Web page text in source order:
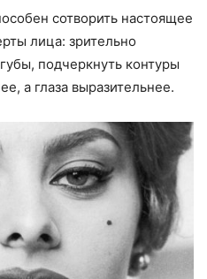
сотворить настоящее
лица: зрительно
подчеркнуть контуры
а глаза выразительнее.